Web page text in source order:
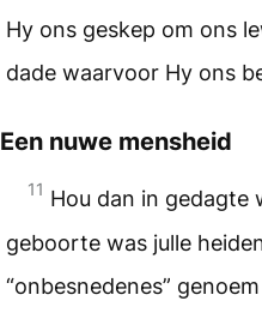
Hy ons geskep om ons
dade waarvoor Hy ons
Een nuwe mensheid
11 Hou dan in gedagte
geboorte was julle
“onbesnedenes”